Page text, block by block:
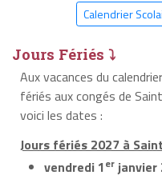
Calendrier
Jours Fériés ⤵
Aux vacances du
fériés aux congés de
voici les dates :
Jours fériés 2027 à
vendredi 1er janvier